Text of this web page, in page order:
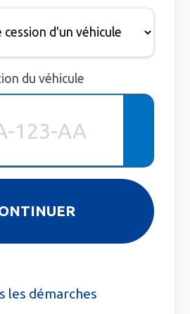
du véhicule
les démarches